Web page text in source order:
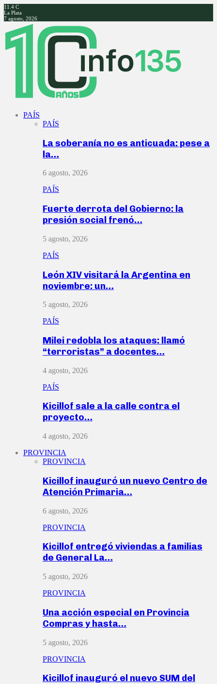
11.4 C
La Plata
7 agosto, 2026
Facebook
Twitter
Instagram
Youtube
PAÍS
PAÍS
La soberanía no es anticuada: pese a
la…
6 agosto, 2026
PAÍS
Fuerte derrota del Gobierno: la
presión social frenó…
5 agosto, 2026
PAÍS
León XIV visitará la Argentina en
noviembre: un…
5 agosto, 2026
PAÍS
Milei redobla los ataques: llamó
“terroristas” a docentes…
4 agosto, 2026
PAÍS
Kicillof sale a la calle contra el
proyecto…
4 agosto, 2026
PROVINCIA
PROVINCIA
Kicillof inauguró un nuevo Centro de
Atención Primaria…
6 agosto, 2026
PROVINCIA
Kicillof entregó viviendas a familias
de General La…
5 agosto, 2026
PROVINCIA
Una acción especial en Provincia
Compras y hasta…
5 agosto, 2026
PROVINCIA
Kicillof inauguró el nuevo SUM del